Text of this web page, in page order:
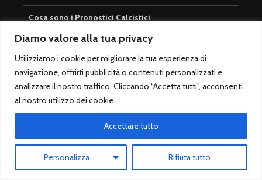
Diamo valore alla tua privacy
Utilizziamo i cookie per migliorare la tua esperienza di
navigazione, offrirti pubblicità o contenuti personalizzati e
analizzare il nostro traffico. Cliccando “Accetta tutti”, acconsenti
al nostro utilizzo dei cookie.
Personalizza Rifiuta tutto
Accettare tutto
Cosa sono i Pronostici Calcistici
Pronostici tutto l’anno
Login
Accedi
Iscrivi alla Newsletter